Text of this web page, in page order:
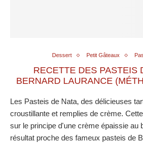
Dessert Petit Gâteaux
RECETTE DES PASTEIS
BERNARD LAURANCE
Les Pasteis de Nata, des délicieuses
croustillante et remplies de crème.
sur le principe d'une crème épaissie au
résultat proche des fameux pasteis de